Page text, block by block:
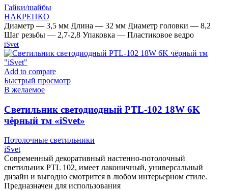
Гайки/шайбы
НАКРЕПКО
Диаметр — 3,5 мм Длина — 32 мм Диаметр головки — 8,2
Шаг резьбы — 2,7-2,8 Упаковка — Пластиковое ведро
iSvet
Add to compare
Быстрый просмотр
В желаемое
Cветильник светодиодный PTL-102 18W 6K
чёрный тм «iSvet»
Потолочные светильники
iSvet
Современный декоративный настенно-потолочный
светильник PTL 102, имеет лаконичный, универсальный
дизайн и выгодно смотрится в любом интерьерном стиле.
Предназначен для использования